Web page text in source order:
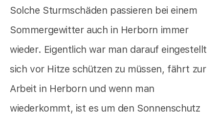
Solche Sturmschäden passieren bei einem
Sommergewitter auch in Herborn immer
wieder. Eigentlich war man darauf eingestellt
sich vor Hitze schützen zu müssen, fährt zur
Arbeit in Herborn und wenn man
wiederkommt, ist es um den Sonnenschutz